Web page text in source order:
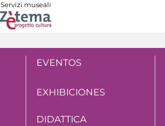
Servizi museali
EVENTOS
EXHIBICIONES
DIDATTICA